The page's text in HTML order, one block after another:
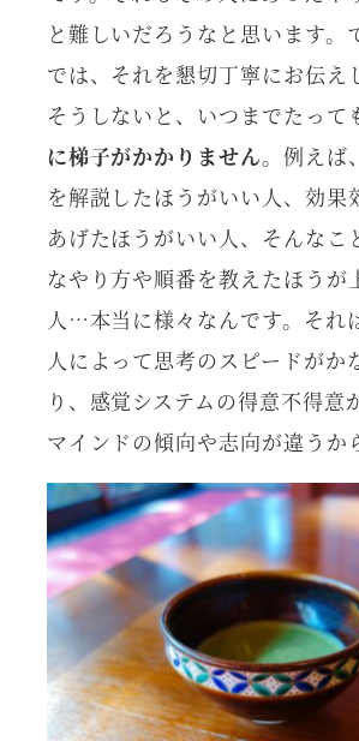
と難しいだろうなと思います。
では、それを懇切丁寧にお伝え
そうしないと、いつまでたって
に梯子がかかりません。例えば
を解説したほうがいい人、効果
あげたほうがいい人、そんなこ
なやり方や順番を教えたほうが
人…本当に様々なんです。それ
人によって思考のスピードがか
り、感覚システムの得意不得意
マインドの傾向や志向が違うか